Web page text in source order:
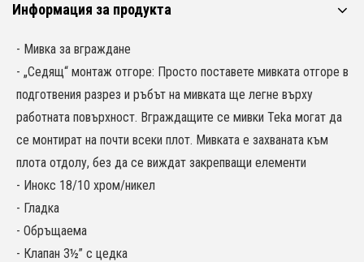
Информация за продукта
- Мивка за вграждане
- „Седящ“ монтаж отгоре: Просто поставете мивката отгоре в
подготвения разрез и ръбът на мивката ще легне върху
работната повърхност. Вграждащите се мивки Teka могат да
се монтират на почти всеки плот. Мивката е захваната към
плота отдолу, без да се виждат закрепващи елементи
- Инокс 18/10 хром/никел
- Гладка
- Обръщаема
- Клапан 3½” с цедка